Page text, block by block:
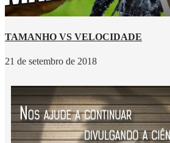
TAMANHO VS VELOCIDADE
21 de setembro de 2018